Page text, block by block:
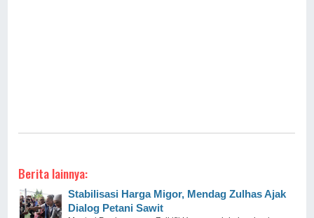
Berita lainnya:
Stabilisasi Harga Migor, Mendag Zulhas Ajak
Dialog Petani Sawit